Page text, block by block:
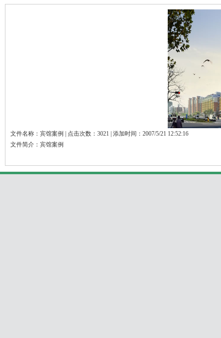
文件名称：宾馆案例 | 点击次数：3021 | 添加时间：2007/5/21 12:52:16
文件简介：宾馆案例